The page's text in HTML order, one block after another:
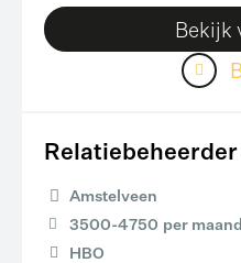
Bekijk
Amstelveen
3500-4750 per maand
HBO